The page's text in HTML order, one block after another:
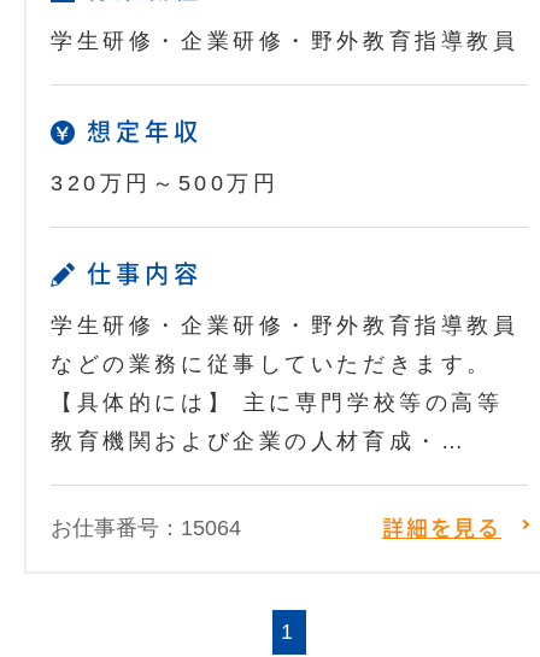
学生研修・企業研修・野外教育指導教員
想定年収
320万円～500万円
仕事内容
学生研修・企業研修・野外教育指導教員
などの業務に従事していただきます。
【具体的には】 主に専門学校等の高等
教育機関および企業の人材育成・…
お仕事番号：15064 詳細を見る
1